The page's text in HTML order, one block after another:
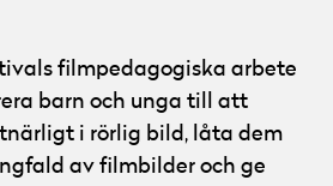
filmpedagogiska arbete
barn och unga till att
i rörlig bild, låta dem
av filmbilder och ge